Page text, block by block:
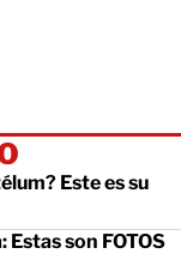
Este es su
Estas son FOTOS